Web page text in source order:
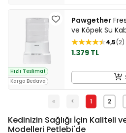
Hızlı Teslimat
Kargo Bedava
Pawgether
ve Köpek Su
4,5 2
1.379 TL
« < 1 2
Kedinizin Sağlığı İçin Kaliteli
Modelleri Petlebi'de